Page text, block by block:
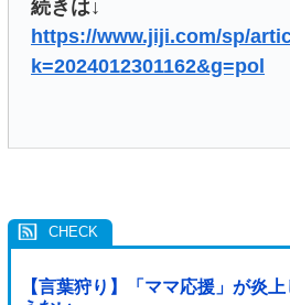
続きは↓
https://www.jiji.com/sp/
k=2024012301162&g=pol
【言葉狩り】「ママ応援」が炎